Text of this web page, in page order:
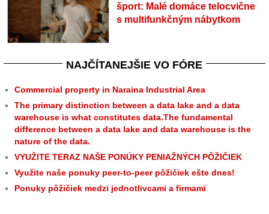
šport: Malé domáce telocvične
s multifunkčným nábytkom
NAJČÍTANEJŠIE VO FÓRE
Commercial property in Naraina Industrial Area
The primary distinction between a data lake and a data
warehouse is what constitutes data.The fundamental
difference between a data lake and data warehouse is the
nature of the data.
VYUŽITE TERAZ NAŠE PONÚKY PENIAŽNÝCH PÔŽIČIEK
Využite naše ponuky peer-to-peer pôžičiek ešte dnes!
Ponuky pôžičiek medzi jednotlivcami a firmami